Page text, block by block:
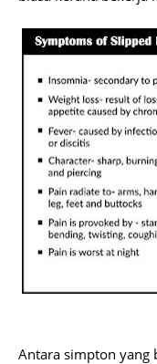
Antara simpton yang